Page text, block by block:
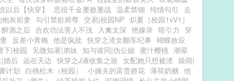
以后【快穿】 恶役千金屡败屡战 温柔禁锢 纯情勾引
去
灰前妻 勾引禁欲师尊 交易|校园NP 炽夏［校园1vV1］
醉酒之后 合欢功法害人不浅 入禽太深 艳嫁录 暗引力
穿
反差小青梅 他是疯批 快穿之渣女翻车纪事 蝴蝶效应
下|校园 见微知著|弟妹 知与谁同|伪公媳 蜜汁樱桃 潮晕
婚后 远在天边 快穿之J液收集之旅 女配她只想被渣 燥雨|
计划 白桃松木（校园） 小姨夫的富贵娇花 薄荷奶糖 他